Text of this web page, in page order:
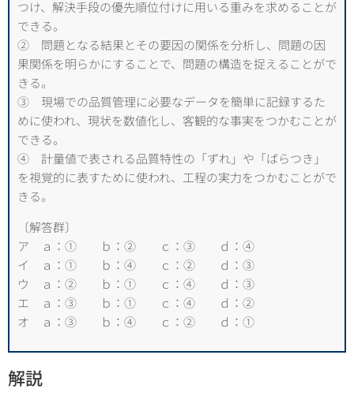
つけ、解決手段の優先順位付けに用いる重みを求めることが
できる。
② 問題となる結果とその要因の関係を分析し、問題の因
果関係を明らかにすることで、問題の構造を捉えることがで
きる。
③ 現場での品質管理に必要なデータを簡単に記録するた
めに使われ、現状を数値化し、客観的な事実をつかむことが
できる。
④ 計量値で表される品質特性の「ずれ」や「ばらつき」
を視覚的に表すために使われ、工程の実力をつかむことがで
きる。
〔解答群〕
ア ａ：① ｂ：② ｃ：③ ｄ：④
イ ａ：① ｂ：④ ｃ：② ｄ：③
ウ ａ：② ｂ：① ｃ：④ ｄ：③
エ ａ：③ ｂ：① ｃ：④ ｄ：②
オ ａ：③ ｂ：④ ｃ：② ｄ：①
解説